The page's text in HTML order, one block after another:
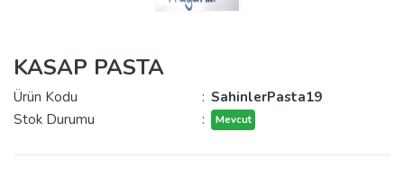
KASAP PASTA
Ürün Kodu : SahinlerPasta19
Stok Durumu
: Mevcut